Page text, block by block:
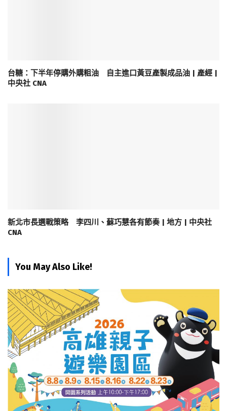
台糖：下半年停購外購粗油 自主進口黃豆產製成品油 | 產經 |
中央社 CNA
新北市長選戰策略 李四川、蘇巧慧各有節奏 | 地方 | 中央社
CNA
You May Also Like!